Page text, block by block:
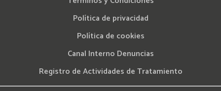
Política de privacidad
Política de cookies
Canal Interno Denuncias
Registro de Actividades de Tratamiento